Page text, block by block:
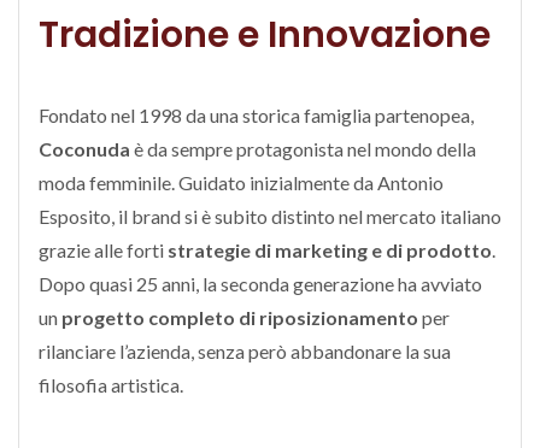
Tradizione e Innovazione
Fondato nel 1998 da una storica famiglia partenopea,
Coconuda è da sempre protagonista nel mondo della
moda femminile. Guidato inizialmente da Antonio
Esposito, il brand si è subito distinto nel mercato italiano
grazie alle forti strategie di marketing e di prodotto.
Dopo quasi 25 anni, la seconda generazione ha avviato
un progetto completo di riposizionamento per
rilanciare l’azienda, senza però abbandonare la sua
filosofia artistica.